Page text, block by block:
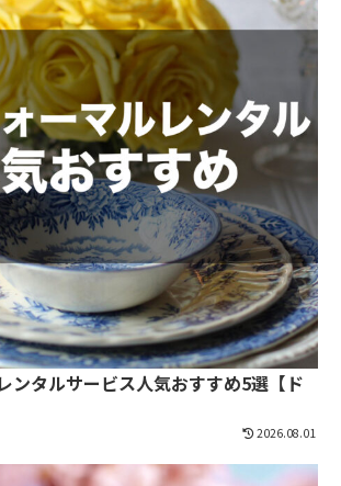
ンタルサービス人気おすすめ5選【ド
2026.08.01